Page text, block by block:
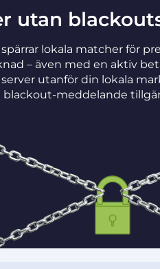
utan
spärrar lokala matcher för
– även med en aktiv
utanför din lokala
blackout-meddelande